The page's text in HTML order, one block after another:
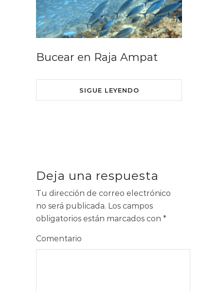
Bucear en Raja Ampat
SIGUE LEYENDO
Deja una respuesta
Tu dirección de correo electrónico
no será publicada. Los campos
obligatorios están marcados con *
Comentario